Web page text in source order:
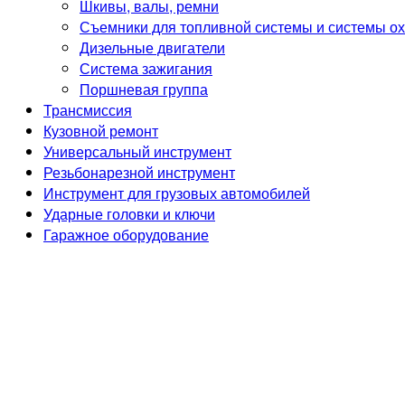
Шкивы, валы, ремни
Съемники для топливной системы и системы
Дизельные двигатели
Система зажигания
Поршневая группа
Трансмиссия
Кузовной ремонт
Универсальный инструмент
Резьбонарезной инструмент
Инструмент для грузовых автомобилей
Ударные головки и ключи
Гаражное оборудование